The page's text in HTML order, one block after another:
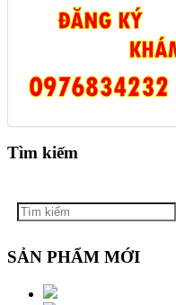
Tìm kiếm
SẢN PHẨM MỚI